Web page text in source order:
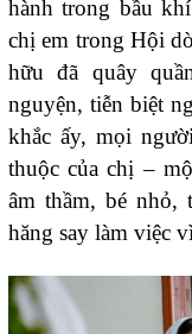
hành trong bầu
chị em trong Hội
hữu đã quây
nguyện, tiễn biệt
khắc ấy, mọi
thuộc của chị –
âm thầm, bé nhỏ,
hăng say làm việc